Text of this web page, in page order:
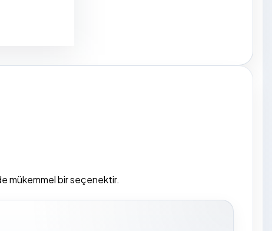
mükemmel bir seçenektir.